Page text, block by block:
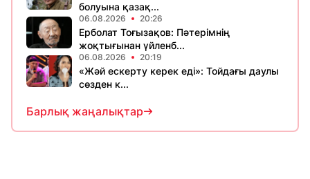
болуына қазақ...
06.08.2026 20:26
Ерболат Тоғызақов: Пәтерімнің
жоқтығынан үйленб...
06.08.2026 20:19
«Жәй ескерту керек еді»: Тойдағы даулы
сөзден к...
Барлық жаңалықтар